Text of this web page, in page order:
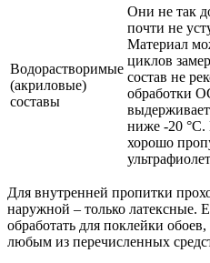
Водорастворимые
(акриловые)
составы
Они не так
почти не
Материал
циклов
состав не
обработки
ниже -20 °C.
хорошо
Для внутренней пропитки
наружной – только
обработать для поклейки
любым из перечисленных